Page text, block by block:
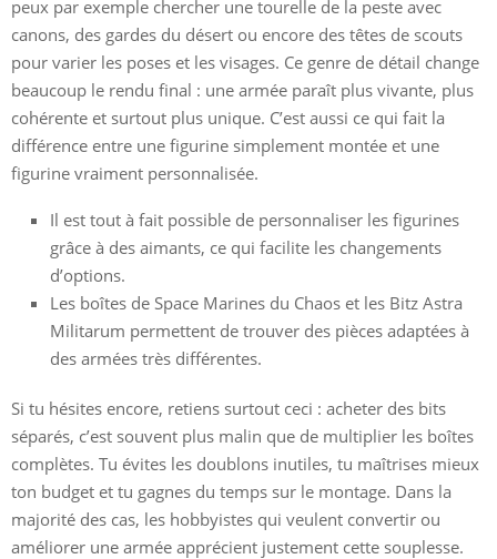
peux par exemple chercher une tourelle de la peste avec
canons, des gardes du désert ou encore des têtes de scouts
pour varier les poses et les visages. Ce genre de détail change
beaucoup le rendu final : une armée paraît plus vivante, plus
cohérente et surtout plus unique. C’est aussi ce qui fait la
différence entre une figurine simplement montée et une
figurine vraiment personnalisée.
Il est tout à fait possible de personnaliser les figurines
grâce à des aimants, ce qui facilite les changements
d’options.
Les boîtes de Space Marines du Chaos et les Bitz Astra
Militarum permettent de trouver des pièces adaptées à
des armées très différentes.
Si tu hésites encore, retiens surtout ceci : acheter des bits
séparés, c’est souvent plus malin que de multiplier les boîtes
complètes. Tu évites les doublons inutiles, tu maîtrises mieux
ton budget et tu gagnes du temps sur le montage. Dans la
majorité des cas, les hobbyistes qui veulent convertir ou
améliorer une armée apprécient justement cette souplesse.